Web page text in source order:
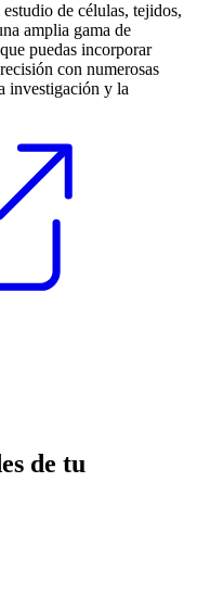
de células, tejidos,
amplia gama de
puedas incorporar
con numerosas
investigación y la
de tu